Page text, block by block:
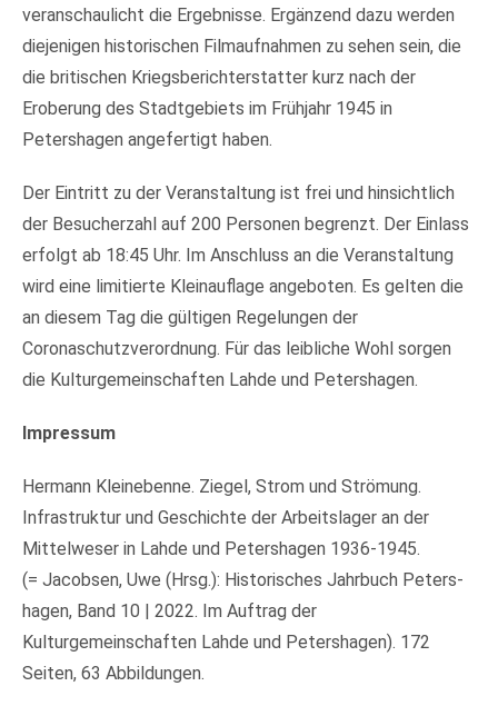
veranschaulicht die Ergebnisse. Ergänzend dazu werden
diejenigen historischen Filmaufnahmen zu sehen sein, die
die britischen Kriegsberichterstatter kurz nach der
Eroberung des Stadtgebiets im Frühjahr 1945 in
Petershagen angefertigt haben.
Der Eintritt zu der Veranstaltung ist frei und hinsichtlich
der Besucherzahl auf 200 Personen begrenzt. Der Einlass
erfolgt ab 18:45 Uhr. Im Anschluss an die Veranstaltung
wird eine limitierte Kleinauflage angeboten. Es gelten die
an diesem Tag die gültigen Regelungen der
Coronaschutzverordnung. Für das leibliche Wohl sorgen
die Kulturgemeinschaften Lahde und Petershagen.
Impressum
Hermann Kleinebenne. Ziegel, Strom und Strömung.
Infrastruktur und Geschichte der Arbeitslager an der
Mittelweser in Lahde und Petershagen 1936-1945.
(= Jacobsen, Uwe (Hrsg.): Histori­sches Jahrbuch Peters­
hagen, Band 10 | 2022. Im Auftrag der
Kulturgemeinschaften Lahde und Petershagen). 172
Seiten, 63 Abbildungen.